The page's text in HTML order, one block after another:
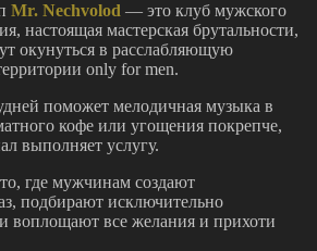
Mr. Nechvolod — это клуб мужского
настоящая мастерская брутальности,
окунуться в расслабляющую
only for men.
поможет мелодичная музыка в
кофе или угощения покрепче,
выполняет услугу.
где мужчинам создают
подбирают исключительно
воплощают все желания и прихоти